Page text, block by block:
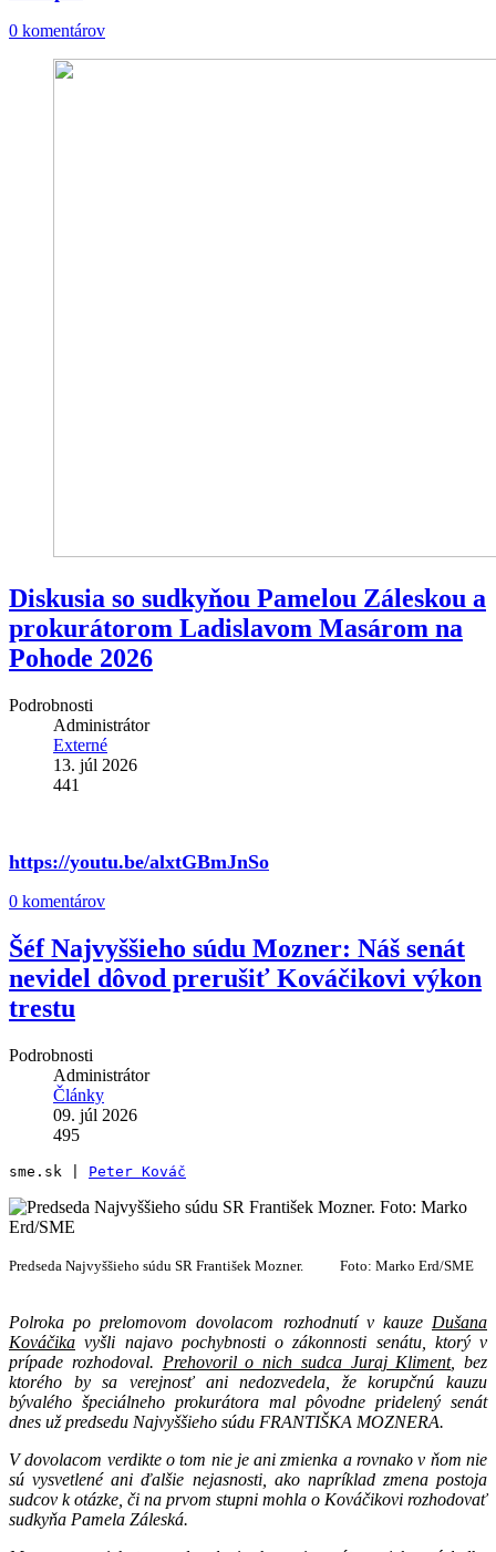
0 komentárov
Diskusia so sudkyňou Pamelou Záleskou a
prokurátorom Ladislavom Masárom na
Pohode 2026
Podrobnosti
Administrátor
Externé
13. júl 2026
441
https://youtu.be/alxtGBmJnSo
0 komentárov
Šéf Najvyššieho súdu Mozner: Náš senát
nevidel dôvod prerušiť Kováčikovi výkon
trestu
Podrobnosti
Administrátor
Články
09. júl 2026
495
sme.sk | Peter Kováč
Predseda Najvyššieho súdu SR František Mozner. Foto: Marko Erd/SME
Polroka po prelomovom dovolacom rozhodnutí v kauze Dušana
Kováčika vyšli najavo pochybnosti o zákonnosti senátu, ktorý v
prípade rozhodoval. Prehovoril o nich sudca Juraj Kliment, bez
ktorého by sa verejnosť ani nedozvedela, že korupčnú kauzu
bývalého špeciálneho prokurátora mal pôvodne pridelený senát
dnes už predsedu Najvyššieho súdu FRANTIŠKA MOZNERA.
V dovolacom verdikte o tom nie je ani zmienka a rovnako v ňom nie
sú vysvetlené ani ďalšie nejasnosti, ako napríklad zmena postoja
sudcov k otázke, či na prvom stupni mohla o Kováčikovi rozhodovať
sudkyňa Pamela Záleská.